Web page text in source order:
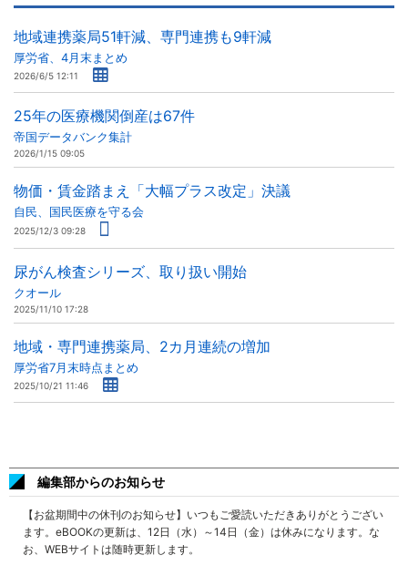
地域連携薬局51軒減、専門連携も9軒減
厚労省、4月末まとめ
2026/6/5 12:11
25年の医療機関倒産は67件
帝国データバンク集計
2026/1/15 09:05
物価・賃金踏まえ「大幅プラス改定」決議
自民、国民医療を守る会
2025/12/3 09:28
尿がん検査シリーズ、取り扱い開始
クオール
2025/11/10 17:28
地域・専門連携薬局、2カ月連続の増加
厚労省7月末時点まとめ
2025/10/21 11:46
編集部からのお知らせ
【お盆期間中の休刊のお知らせ】いつもご愛読いただきありがとうござい
ます。eBOOKの更新は、12日（水）～14日（金）は休みになります。な
お、WEBサイトは随時更新します。